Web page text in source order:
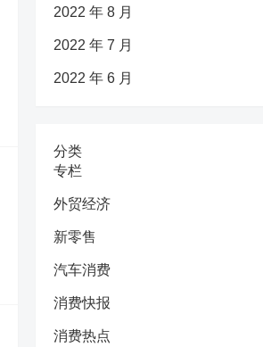
2022 年 8 月
2022 年 7 月
2022 年 6 月
分类
专栏
外贸经济
新零售
汽车消费
消费快报
消费热点